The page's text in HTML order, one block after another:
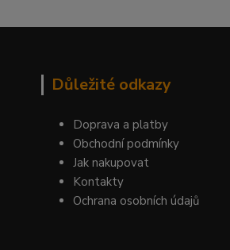
Důležité odkazy
Doprava a platby
Obchodní podmínky
Jak nakupovat
Kontakty
Ochrana osobních údajů